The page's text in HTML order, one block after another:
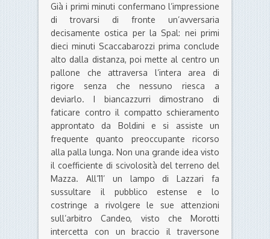
Già i primi minuti confermano l’impressione
di trovarsi di fronte un’avversaria
decisamente ostica per la Spal: nei primi
dieci minuti Scaccabarozzi prima conclude
alto dalla distanza, poi mette al centro un
pallone che attraversa l’intera area di
rigore senza che nessuno riesca a
deviarlo. I biancazzurri dimostrano di
faticare contro il compatto schieramento
approntato da Boldini e si assiste un
frequente quanto preoccupante ricorso
alla palla lunga. Non una grande idea visto
il coefficiente di scivolosità del terreno del
Mazza. All’11’ un lampo di Lazzari fa
sussultare il pubblico estense e lo
costringe a rivolgere le sue attenzioni
sull’arbitro Candeo, visto che Morotti
intercetta con un braccio il traversone